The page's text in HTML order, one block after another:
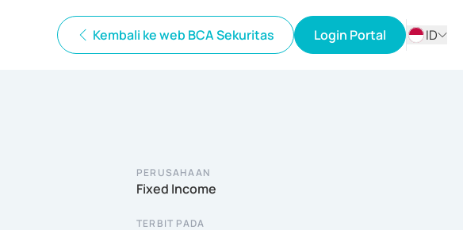
Kembali ke web BCA Sekuritas Login Portal
ID
PERUSAHAAN
Fixed Income
TERBIT PADA